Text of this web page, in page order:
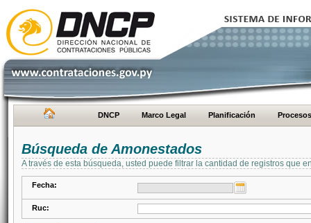
DNCP Marco Legal Planificación Procesos
Búsqueda de Amonestados
A través de esta búsqueda, usted puede filtrar la cantidad de registros que
Fecha:
Ruc: